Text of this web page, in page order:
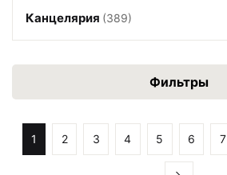
Канцелярия (389)
Фильтры
1 2 3 4 5 6 7